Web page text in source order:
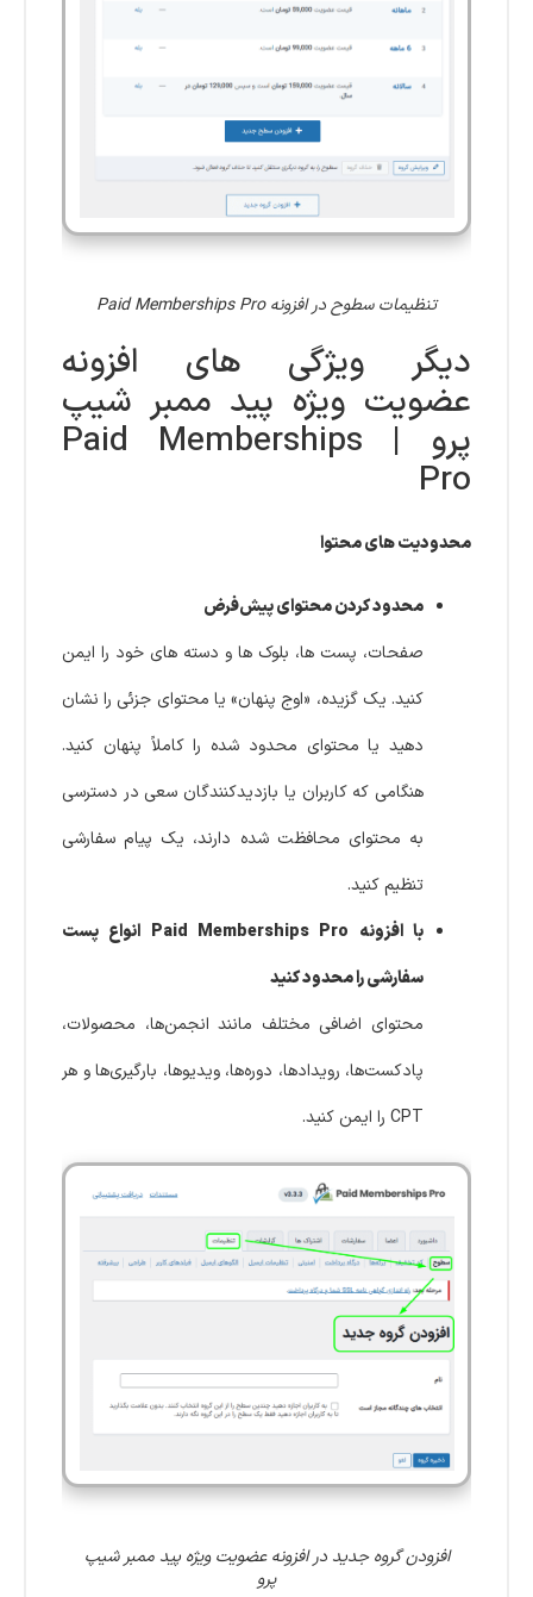
تنظیمات سطوح در افزونه Paid Memberships Pro
دیگر ویژگی های افزونه
عضویت ویژه پید ممبر شیپ
پرو | Paid Memberships
Pro
محدودیت های محتوا
محدود کردن محتوای پیش‌فرض
صفحات، پست ها، بلوک ها و دسته های خود را ایمن
کنید. یک گزیده، «اوج پنهان» یا محتوای جزئی را نشان
دهید یا محتوای محدود شده را کاملاً پنهان کنید.
هنگامی که کاربران یا بازدیدکنندگان سعی در دسترسی
به محتوای محافظت شده دارند، یک پیام سفارشی
تنظیم کنید.
با افزونه Paid Memberships Pro انواع پست
سفارشی را محدود کنید
محتوای اضافی مختلف مانند انجمن‌ها، محصولات،
پادکست‌ها، رویدادها، دوره‌ها، ویدیوها، بارگیری‌ها و هر
CPT را ایمن کنید.
افزودن گروه جدید در افزونه عضویت ویژه پید ممبر شیپ
پرو